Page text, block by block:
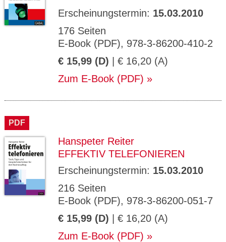
Erscheinungstermin: 15.03.2010
176 Seiten
E-Book (PDF), 978-3-86200-410-2
€ 15,99 (D) | € 16,20 (A)
Zum E-Book (PDF)
PDF
Hanspeter Reiter
EFFEKTIV TELEFONIEREN
Erscheinungstermin: 15.03.2010
216 Seiten
E-Book (PDF), 978-3-86200-051-7
€ 15,99 (D) | € 16,20 (A)
Zum E-Book (PDF)